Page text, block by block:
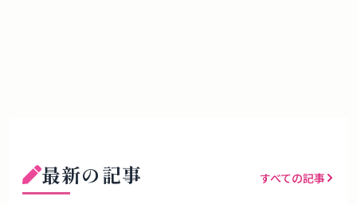
最新の記事 すべての記事